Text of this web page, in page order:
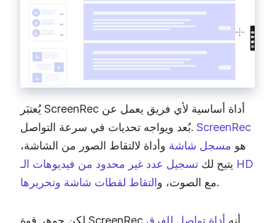
يُعتبَر ScreenRec أداة أساسية لأي فريق يعمل عن
بُعد ويواجه تحديات في سرعة التواصل. ScreenRec
هو مسجل شاشة وأداة لالتقاط الصور من الشاشة،
يتيح لك تسجيل عدد غير محدود من فيديوهات الـ HD
مع الصوت، والتقاط لقطات شاشة وتحريرها .
لكن جوهر قوة ScreenRec أنه أداة تواصل للفِرق